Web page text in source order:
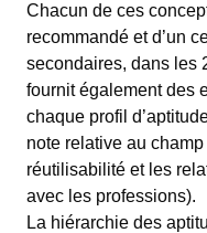
Chacun de ces
recommandé et d’un
secondaires, dans les
fournit également des
chaque profil
note relative au
réutilisabilité et les
avec les professions).
La hiérarchie des